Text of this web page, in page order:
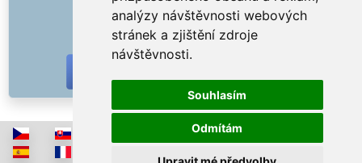
analýzy návštěvnosti webových
stránek a zjištění zdroje
návštěvnosti.
Souhlasím
Odmítám
SOCIÁLNÍ SÍTĚ